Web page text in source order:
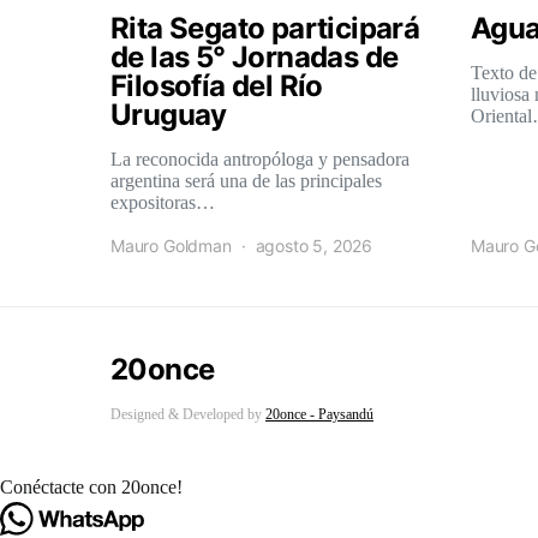
Rita Segato participará
de las 5° Jornadas de
Filosofía del Río
Uruguay
La reconocida antropóloga y pensadora
argentina será una de las principales
expositoras…
Mauro Goldman agosto 5, 2026
Texto
lluviosa
Mauro
20once
Designed & Developed by 20once - Paysandú
Conéctacte con 20once!